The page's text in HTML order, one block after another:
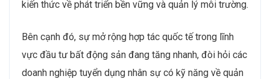
kiến thức về phát triển bền vững và quản lý môi trường​.
Bên cạnh đó, sự mở rộng hợp tác quốc tế trong lĩnh
vực đầu tư bất động sản đang tăng nhanh, đòi hỏi các
doanh nghiệp tuyển dụng nhân sự có kỹ năng về quản